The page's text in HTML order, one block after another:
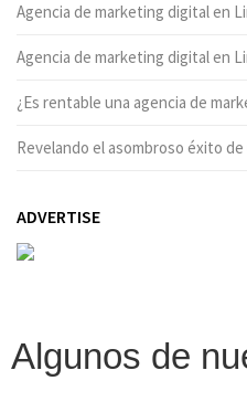
Agencia de marketing digital en
Agencia de marketing digital en
¿Es rentable una agencia de
Revelando el asombroso éxito
ADVERTISE
Algunos de